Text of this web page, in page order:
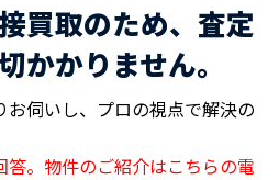
買取のため、査定
かかりません。
伺いし、プロの視点で解決の
答。物件のご紹介はこちらの電